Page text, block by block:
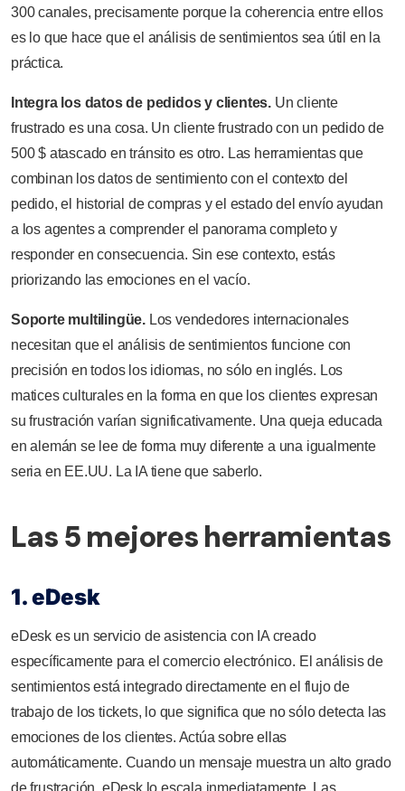
300 canales, precisamente porque la coherencia entre ellos
es lo que hace que el análisis de sentimientos sea útil en la
práctica.
Integra los datos de pedidos y clientes. Un cliente
frustrado es una cosa. Un cliente frustrado con un pedido de
500 $ atascado en tránsito es otro. Las herramientas que
combinan los datos de sentimiento con el contexto del
pedido, el historial de compras y el estado del envío ayudan
a los agentes a comprender el panorama completo y
responder en consecuencia. Sin ese contexto, estás
priorizando las emociones en el vacío.
Soporte multilingüe. Los vendedores internacionales
necesitan que el análisis de sentimientos funcione con
precisión en todos los idiomas, no sólo en inglés. Los
matices culturales en la forma en que los clientes expresan
su frustración varían significativamente. Una queja educada
en alemán se lee de forma muy diferente a una igualmente
seria en EE.UU. La IA tiene que saberlo.
Las 5 mejores herramientas
1. eDesk
eDesk es un servicio de asistencia con IA creado
específicamente para el comercio electrónico. El análisis de
sentimientos está integrado directamente en el flujo de
trabajo de los tickets, lo que significa que no sólo detecta las
emociones de los clientes. Actúa sobre ellas
automáticamente. Cuando un mensaje muestra un alto grado